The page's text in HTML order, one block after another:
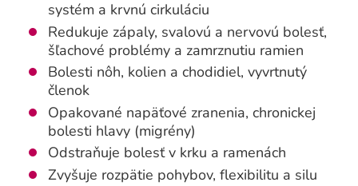
systém a krvnú cirkuláciu
Redukuje zápaly, svalovú a nervovú bolesť,
šľachové problémy a zamrznutiu ramien
Bolesti nôh, kolien a chodidiel, vyvrtnutý
členok
Opakované napäťové zranenia, chronickej
bolesti hlavy (migrény)
Odstraňuje bolesť v krku a ramenách
Zvyšuje rozpätie pohybov, flexibilitu a silu